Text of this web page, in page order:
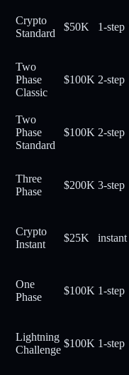
Crypto
Standard
$50K 1-step
Two
Phase
Classic
$100K 2-step
Two
Phase
Standard
$100K 2-step
Three
Phase
$200K 3-step
Crypto
Instant
$25K instant
One
Phase
$100K 1-step
Lightning
Challenge
$100K 1-step